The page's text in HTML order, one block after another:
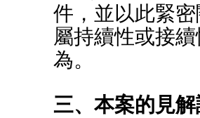
件，並以此緊
屬持續性或接
為。
三、本案的見